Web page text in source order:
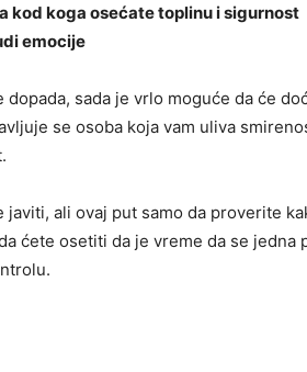
kod koga osećate toplinu i sigurnost
emocije
dopada, sada je vrlo moguće da će
se osoba koja vam uliva
ali ovaj put samo da proverite
ćete osetiti da je vreme da se jedna